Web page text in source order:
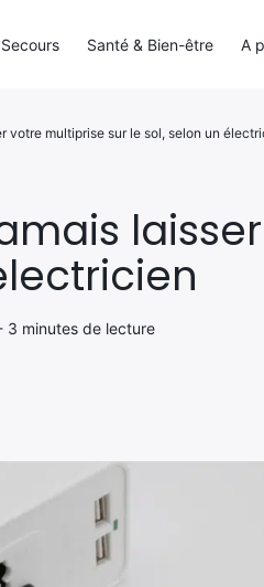
3 minutes de lecture
votre multiprise sur le sol, selon un
Santé & Bien-être A